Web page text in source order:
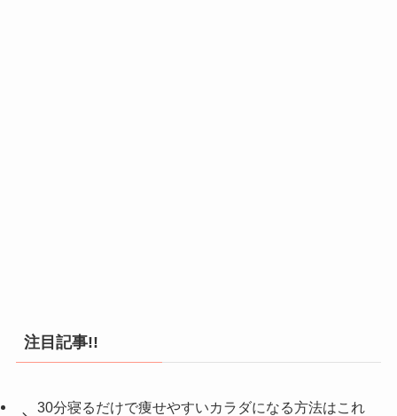
注目記事!!
30分寝るだけで痩せやすいカラダになる方法はこれ